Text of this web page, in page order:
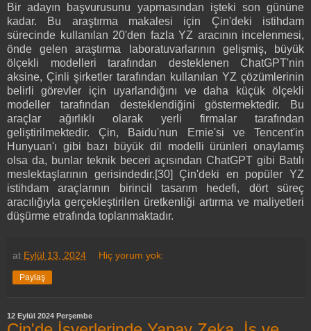
Bir adayın başvurusunu yapmasından işteki son gününe
kadar. Bu araştırma makalesi için Çin'deki istihdam
sürecinde kullanılan 20'den fazla YZ aracının incelenmesi,
önde gelen araştırma laboratuvarlarının gelişmiş, büyük
ölçekli modelleri tarafından desteklenen ChatGPT'nin
aksine, Çinli şirketler tarafından kullanılan YZ çözümlerinin
belirli görevler için uyarlandığını ve daha küçük ölçekli
modeller tarafından desteklendiğini göstermektedir. Bu
araçlar ağırlıklı olarak yerli firmalar tarafından
geliştirilmektedir. Çin, Baidu'nun Ernie'si ve Tencent'in
Hunyuan'ı gibi bazı büyük dil modelli ürünleri onaylamış
olsa da, bunlar teknik beceri açısından ChatGPT gibi Batılı
meslektaşlarının gerisindedir.[30] Çin'deki en popüler YZ
istihdam araçlarının birincil tasarım hedefi, dört süreç
aracılığıyla gerçekleştirilen üretkenliği artırma ve maliyetleri
düşürme etrafında toplanmaktadır.
at Eylül 13, 2024 Hiç yorum yok:
Paylaş
12 Eylül 2024 Perşembe